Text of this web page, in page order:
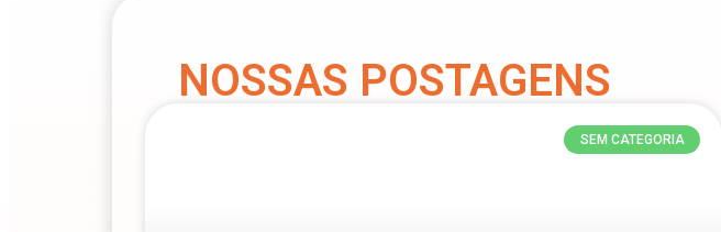
NOSSAS POSTAGENS
SEM CATEGORIA